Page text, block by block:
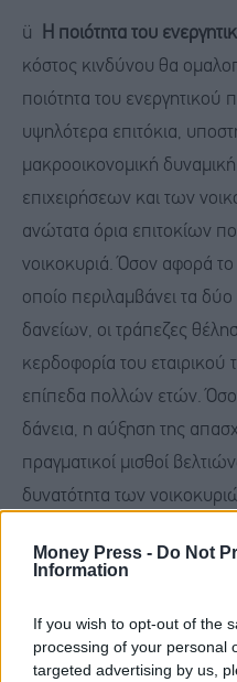
Money Press - Do Not
Information
If you wish to opt-out of the
processing of your personal
targeted advertising by us,
ü Η ποιότητα του
κόστος κινδύνου θα
ποιότητα του ενεργητικού
υψηλότερα επιτόκια,
μακροοικονομική
επιχειρήσεων και των
ανώτατα όρια επιτοκίων
νοικοκυριά. Όσον αφορά το
οποίο περιλαμβάνει τα
δανείων, οι τράπεζες
κερδοφορία του εταιρικού
επίπεδα πολλών ετών.
δάνεια, η αύξηση της
πραγματικοί μισθοί
δυνατότητα των